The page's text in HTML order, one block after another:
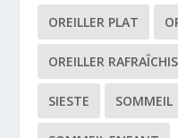
OREILLER PLAT
OREILLER
SIESTE SOMMEIL